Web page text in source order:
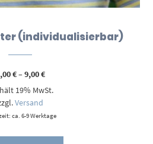
(individualisierbar)
€–9,00€Preisspanne:
bis
19% MwSt.
Versand
ca. 6-9 Werktage